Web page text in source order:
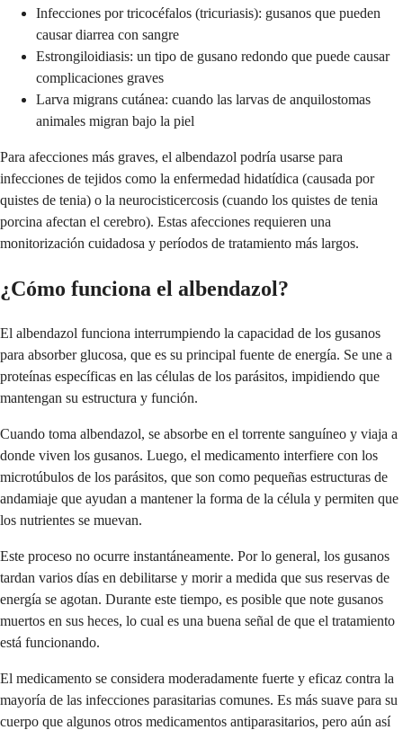
Infecciones por tricocéfalos (tricuriasis): gusanos que pueden
causar diarrea con sangre
Estrongiloidiasis: un tipo de gusano redondo que puede causar
complicaciones graves
Larva migrans cutánea: cuando las larvas de anquilostomas
animales migran bajo la piel
Para afecciones más graves, el albendazol podría usarse para
infecciones de tejidos como la enfermedad hidatídica (causada por
quistes de tenia) o la neurocisticercosis (cuando los quistes de tenia
porcina afectan el cerebro). Estas afecciones requieren una
monitorización cuidadosa y períodos de tratamiento más largos.
¿Cómo funciona el albendazol?
El albendazol funciona interrumpiendo la capacidad de los gusanos
para absorber glucosa, que es su principal fuente de energía. Se une a
proteínas específicas en las células de los parásitos, impidiendo que
mantengan su estructura y función.
Cuando toma albendazol, se absorbe en el torrente sanguíneo y viaja a
donde viven los gusanos. Luego, el medicamento interfiere con los
microtúbulos de los parásitos, que son como pequeñas estructuras de
andamiaje que ayudan a mantener la forma de la célula y permiten que
los nutrientes se muevan.
Este proceso no ocurre instantáneamente. Por lo general, los gusanos
tardan varios días en debilitarse y morir a medida que sus reservas de
energía se agotan. Durante este tiempo, es posible que note gusanos
muertos en sus heces, lo cual es una buena señal de que el tratamiento
está funcionando.
El medicamento se considera moderadamente fuerte y eficaz contra la
mayoría de las infecciones parasitarias comunes. Es más suave para su
cuerpo que algunos otros medicamentos antiparasitarios, pero aún así